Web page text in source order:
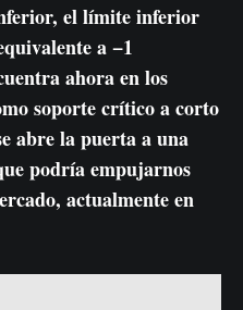
el límite inferior
a −1
ahora en los
soporte crítico a corto
abre la puerta a una
podría empujarnos
actualmente en